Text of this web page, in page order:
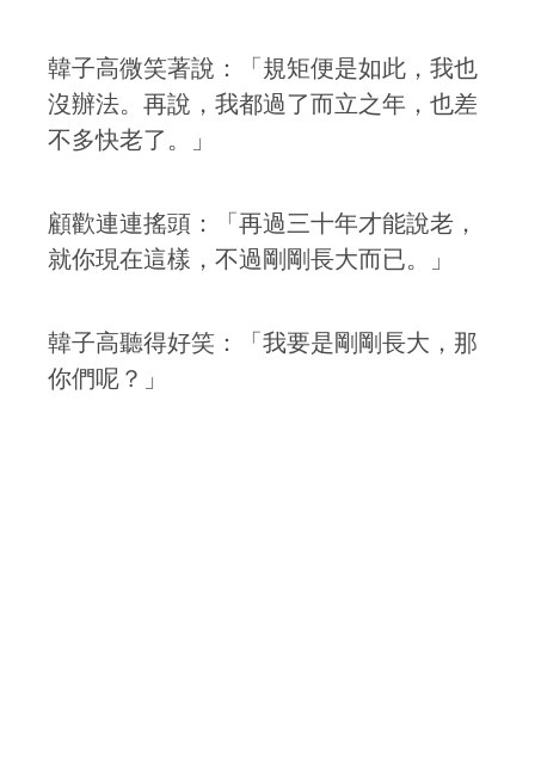
韓子高微笑著說：「規矩便是如此，我也
沒辦法。再說，我都過了而立之年，也差
不多快老了。」
顧歡連連搖頭：「再過三十年才能說老，
就你現在這樣，不過剛剛長大而已。」
韓子高聽得好笑：「我要是剛剛長大，那
你們呢？」